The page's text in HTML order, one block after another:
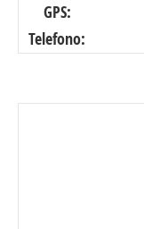
GPS:
Telefono: